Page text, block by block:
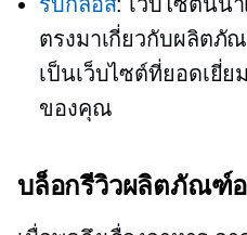
ตรงมาเกี่ยวกับผลิตภั
เป็นเว็บไซต์ที่ยอดเยี่
ของคุณ
บล็อกรีวิวผลิตภัณฑ์